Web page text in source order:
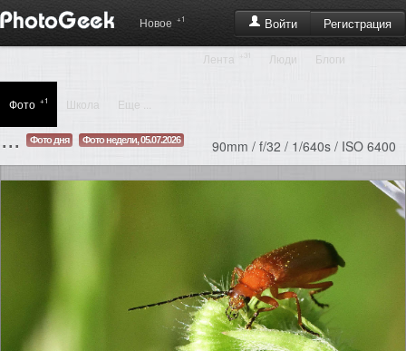
Войти Регистрация
Новое +1
Лента Люди Блоги
Фото +1 Школа Еще ...
... Фото дня Фото недели, 05.07.2026 90mm / f/32 / 1/640s / ISO 6400